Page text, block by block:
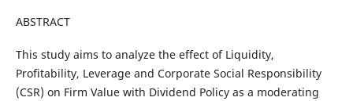
ABSTRACT
This study aims to analyze the effect of Liquidity,
Profitability, Leverage and Corporate Social Responsibility
(CSR) on Firm Value with Dividend Policy as a moderating